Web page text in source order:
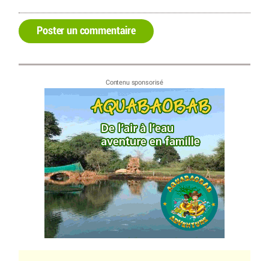
Poster un commentaire